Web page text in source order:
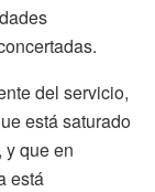
del servicio,
está saturado
y que en
está